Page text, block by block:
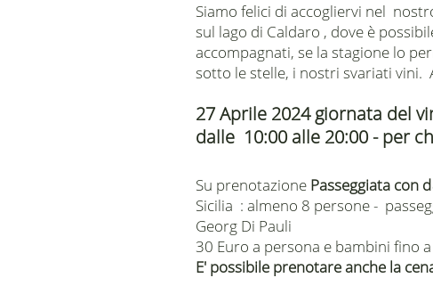
Siamo felici di accogliervi nel
sul lago di Caldaro , dove è
accompagnati, se la stagione lo
sotto le stelle, i nostri svariati vini.
27 Aprile 2024 giornata del
dalle 10:00 alle 20:00 - per
​Su prenotazione Passeggiata con d
Sicilia : almeno 8 persone -
Georg Di Pauli
30 Euro a persona e bambini fino
E' possibile prenotare anche la